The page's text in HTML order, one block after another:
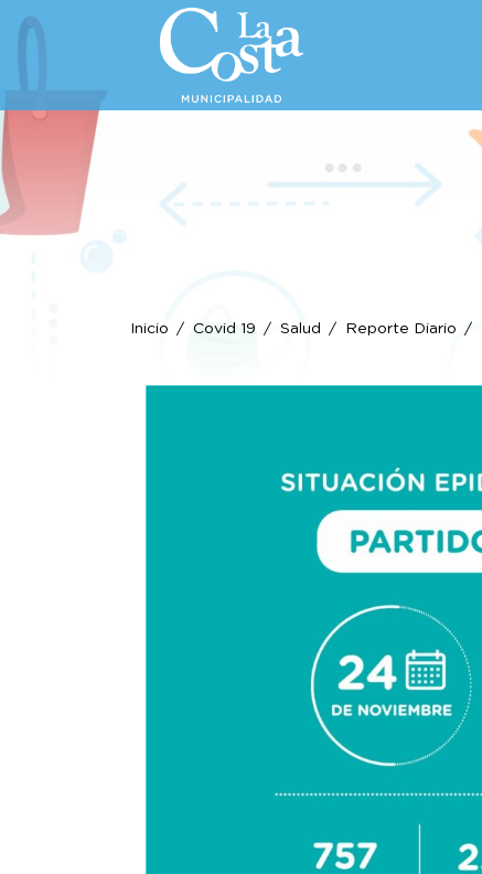
Inicio Covid 19 Salud Reporte Diario